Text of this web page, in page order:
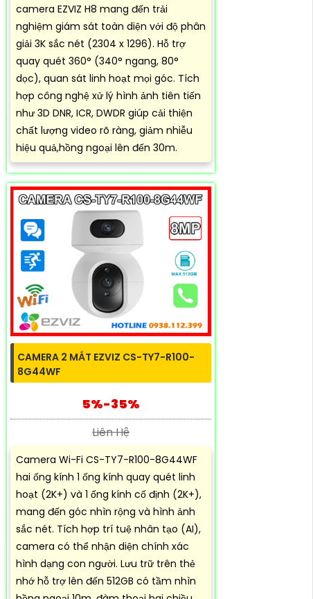
camera EZVIZ H8 mang đến trải
nghiệm giám sát toàn diện với độ phân
giải 3K sắc nét (2304 x 1296). Hỗ trợ
quay quét 360° (340° ngang, 80°
dọc), quan sát linh hoạt mọi góc. Tích
hợp công nghệ xử lý hình ảnh tiên tiến
như 3D DNR, ICR, DWDR giúp cải thiện
chất lượng video rõ ràng, giảm nhiễu
hiệu quả,hồng ngoại lên đến 30m.
CAMERA 2 MẮT EZVIZ CS-TY7-R100-
8G44WF
5%-35%
Liên Hệ
Camera Wi-Fi CS-TY7-R100-8G44WF
hai ống kính 1 ống kính quay quét linh
hoạt (2K+) và 1 ống kính cố định (2K+),
mang đến góc nhìn rộng và hình ảnh
sắc nét. Tích hợp trí tuệ nhân tạo (AI),
camera có thể nhận diện chính xác
hình dạng con người. Lưu trữ trên thẻ
nhớ hỗ trợ lên đến 512GB có tầm nhìn